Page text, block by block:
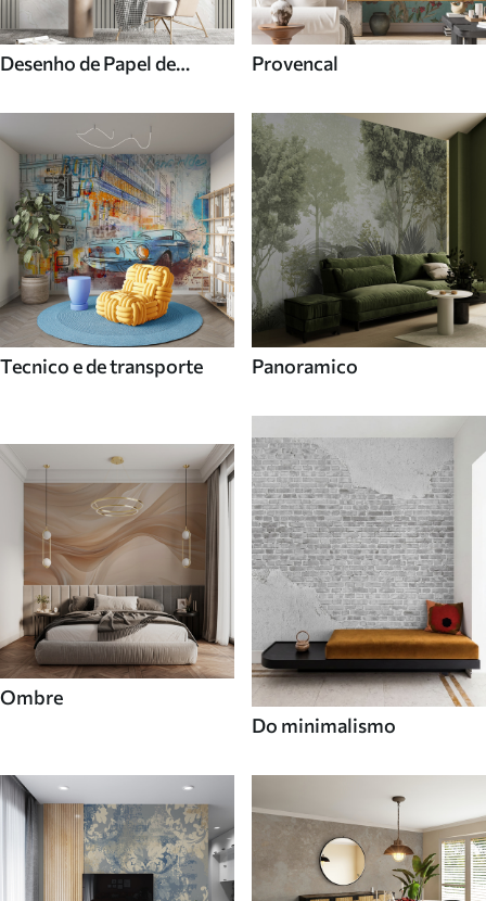
Desenho de Papel de
Provencal
Tecnico e de transporte Panoramico
Ombre
Do minimalismo